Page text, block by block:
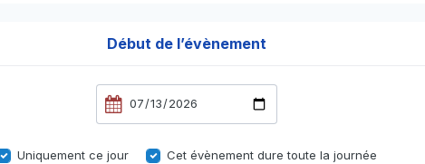
Début de l’évènement
Uniquement ce jour
Cet évènement dure toute la journée